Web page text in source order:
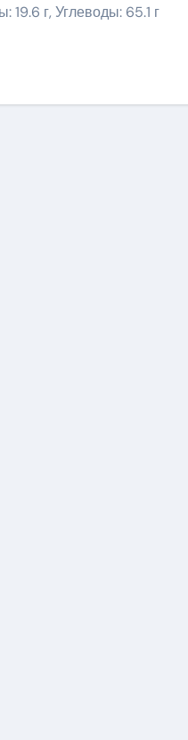
19.6 г, Углеводы: 65.1 г